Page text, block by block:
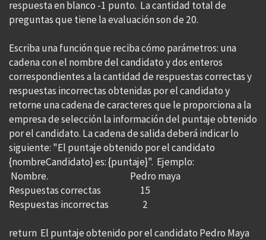
respuesta en blanco -1 punto. La cantidad total de
preguntas que tiene la evaluación son de 20.
Escriba una función que reciba cómo parámetros: una
cadena con el nombre del candidato y dos enteros
correspondientes a la cantidad de respuestas correctas y
respuestas incorrectas obtenidas por el candidato y
retorne una cadena de caracteres que le proporciona a la
empresa de selección la información del puntaje obtenido
por el candidato. La cadena de salida deberá indicar lo
siguiente: "El puntaje obtenido por el candidato
{nombreCandidato} es: {puntaje}". Ejemplo:
Nombre. Pedro maya
Respuestas correctas 15
Respuestas incorrectas 2
return El puntaje obtenido por el candidato Pedro Maya